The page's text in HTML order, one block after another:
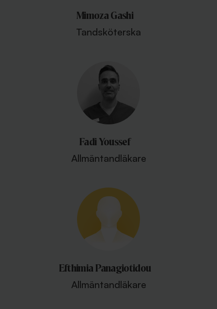
Mimoza Gashi
Tandsköterska
Fadi Youssef
Allmäntandläkare
Efthimia Panagiotidou
Allmäntandläkare